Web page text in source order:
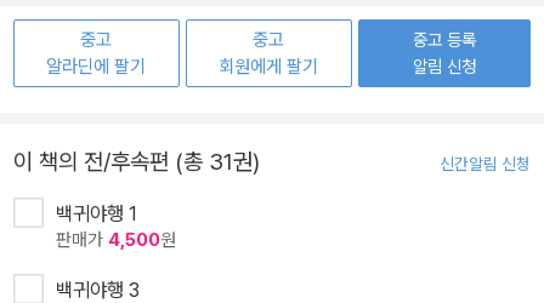
중고
알라딘에 팔기
중고
회원에게 팔기
중고 등록
알림 신청
이 책의 전/후속편 (총 31권) 신간알림 신청
백귀야행 1
판매가 4,500원
백귀야행 3